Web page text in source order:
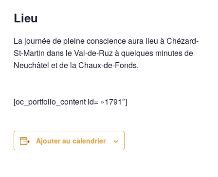
Lieu
La journée de pleine conscience aura lieu à Chézard-
St-Martin dans le Val-de-Ruz à quelques minutes de
Neuchâtel et de la Chaux-de-Fonds.
[oc_portfolio_content id= »1791″]
Ajouter au calendrier